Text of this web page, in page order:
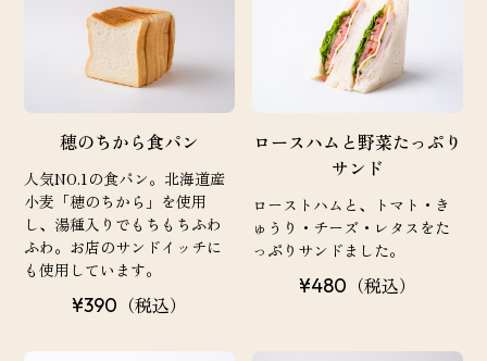
穂のちから食パン
人気NO.1の食パン。北海道産
小麦「穂のちから」を使用
し、湯種入りでもちもちふわ
ふわ。お店のサンドイッチに
も使用しています。
¥390 （税込）
ロースハムと野菜たっぷり
サンド
ローストハムと、トマト・き
ゅうり・チーズ・レタスをた
っぷりサンドました。
¥480 （税込）